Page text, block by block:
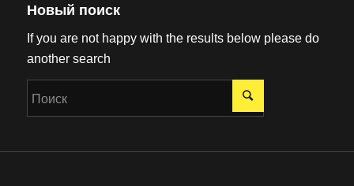
Новый поиск
If you are not happy with the results below please do
another search